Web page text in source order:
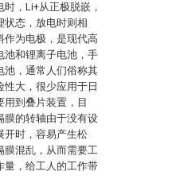
，Li+从正极脱嵌，
状态，放电时则相
作为电极，是现代高
池和锂离子电池，手
池，通常人们俗称其
大，很少应用于日
到叠片装置，目
膜的转轴由于没有设
开时，容易产生松
膜混乱，从而需要工
量，给工人的工作带